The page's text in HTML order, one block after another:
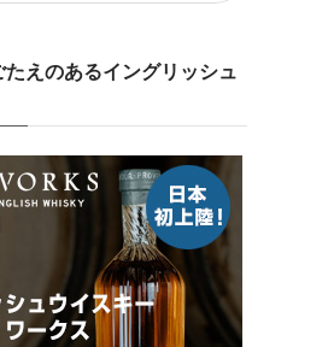
えのあるイングリッシュ